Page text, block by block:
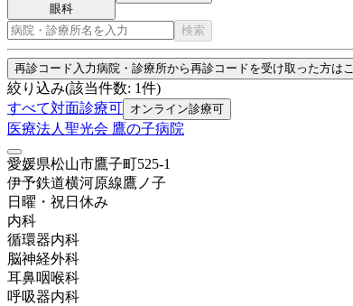
眼科
検索
再診コード入力病院・診療所から再診コードを受け取った方は
絞り込み(該当件数: 1件)
すべて対面診療可 オンライン診療可
医療法人聖光会 鷹の子病院
愛媛県松山市鷹子町525-1
伊予鉄道横河原線鷹ノ子
日曜・祝日 休み
内科
循環器内科
脳神経外科
耳鼻咽喉科
呼吸器内科